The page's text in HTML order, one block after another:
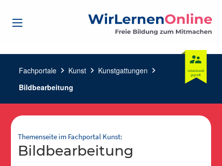
Fachportale chevron_right Kunst chevron_right Kunstgattungen chevron_right
Bildbearbeitung
Themenseite im Fachportal Kunst:
Bildbearbeitung